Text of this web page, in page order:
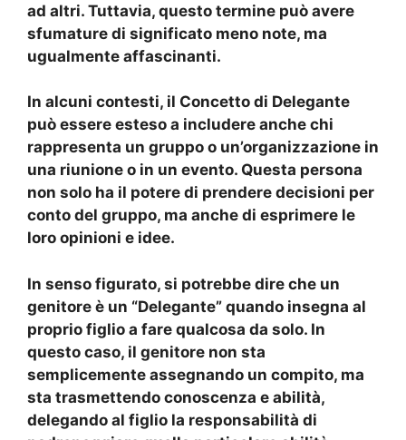
ad altri. Tuttavia, questo termine può avere
sfumature di significato meno note, ma
ugualmente affascinanti.
In alcuni contesti, il Concetto di Delegante
può essere esteso a includere anche chi
rappresenta un gruppo o un’organizzazione in
una riunione o in un evento. Questa persona
non solo ha il potere di prendere decisioni per
conto del gruppo, ma anche di esprimere le
loro opinioni e idee.
In senso figurato, si potrebbe dire che un
genitore è un “Delegante” quando insegna al
proprio figlio a fare qualcosa da solo. In
questo caso, il genitore non sta
semplicemente assegnando un compito, ma
sta trasmettendo conoscenza e abilità,
delegando al figlio la responsabilità di